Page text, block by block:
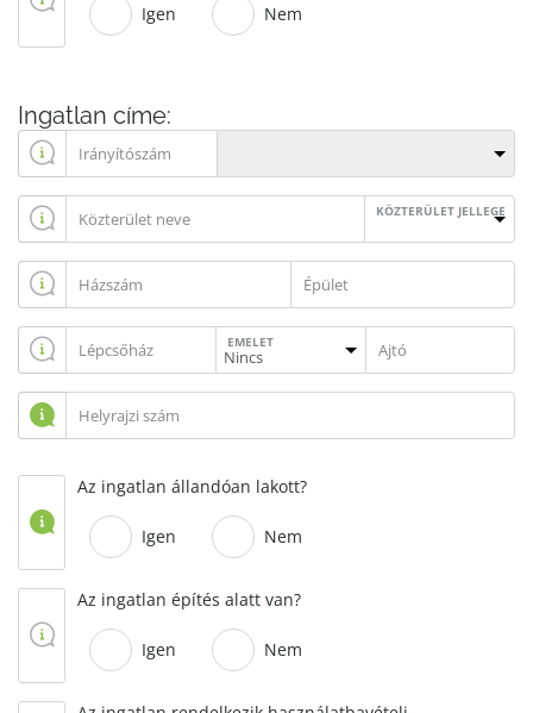
Igen Nem
Ingatlan címe:
KÖZTERÜLET JELLEGE
EMELET
Az ingatlan állandóan lakott?
Igen Nem
Az ingatlan építés alatt van?
Igen Nem